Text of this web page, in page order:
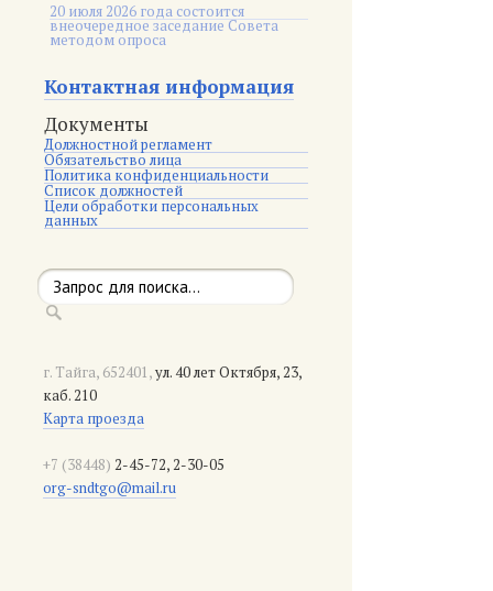
20 июля 2026 года состоится
внеочередное заседание Совета
методом опроса
Контактная информация
Документы
Должностной регламент
Обязательство лица
Политика конфиденциальности
Список должностей
Цели обработки персональных
данных
г. Тайга, 652401,ул. 40 лет Октября, 23,
каб. 210
Карта проезда
+7 (38448) 2-45-72, 2-30-05
org-sndtgo@mail.ru